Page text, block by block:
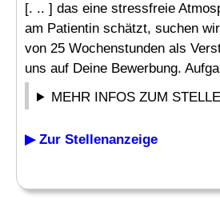
[. .. ] das eine stressfreie
am Patientin schätzt, suchen
von 25 Wochenstunden als
uns auf Deine Bewerbung.
MEHR INFOS ZUM
▶ Zur Stellenanzeige